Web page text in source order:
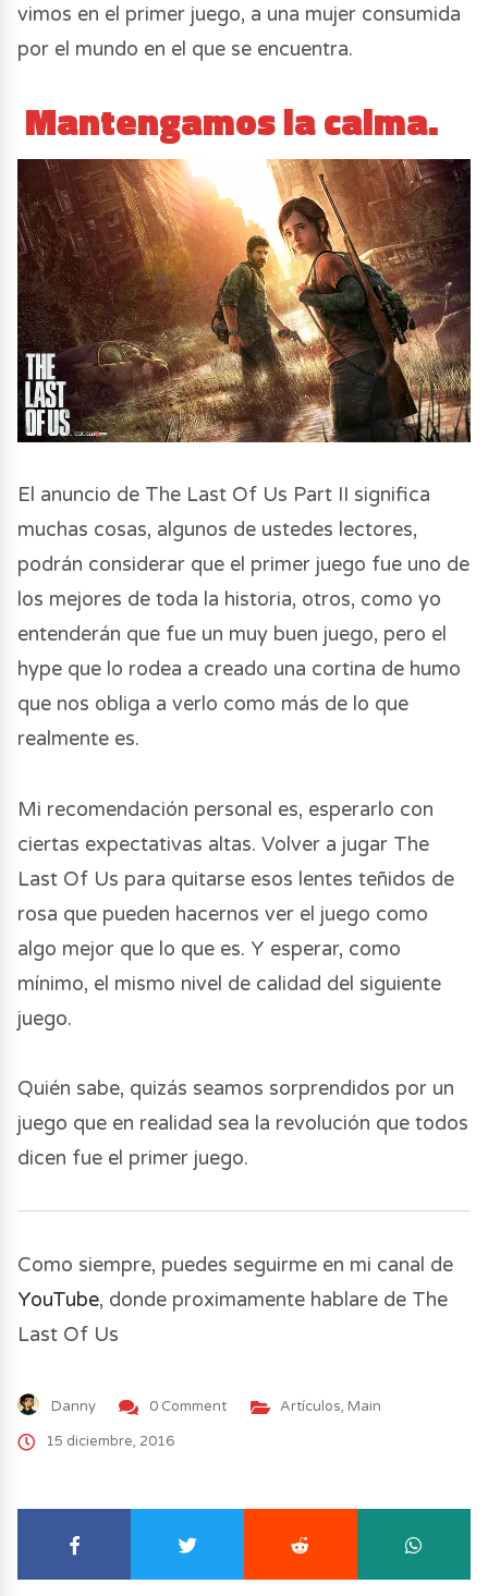
vimos en el primer juego, a una mujer consumida
por el mundo en el que se encuentra.
Mantengamos la calma.
El anuncio de The Last Of Us Part II significa
muchas cosas, algunos de ustedes lectores,
podrán considerar que el primer juego fue uno de
los mejores de toda la historia, otros, como yo
entenderán que fue un muy buen juego, pero el
hype que lo rodea a creado una cortina de humo
que nos obliga a verlo como más de lo que
realmente es.
Mi recomendación personal es, esperarlo con
ciertas expectativas altas. Volver a jugar The
Last Of Us para quitarse esos lentes teñidos de
rosa que pueden hacernos ver el juego como
algo mejor que lo que es. Y esperar, como
mínimo, el mismo nivel de calidad del siguiente
juego.
Quién sabe, quizás seamos sorprendidos por un
juego que en realidad sea la revolución que todos
dicen fue el primer juego.
Como siempre, puedes seguirme en mi canal de
YouTube, donde proximamente hablare de The
Last Of Us
Danny 0 Comment Artículos,Main
15 diciembre, 2016